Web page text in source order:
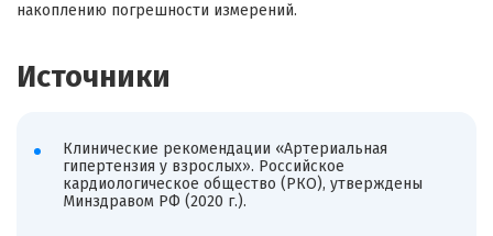
накоплению погрешности измерений.
Источники
Клинические рекомендации «Артериальная
гипертензия у взрослых». Российское
кардиологическое общество (РКО), утверждены
Минздравом РФ (2020 г.).